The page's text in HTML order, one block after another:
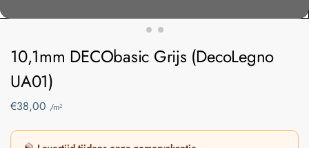
10,1mm DECObasic Grijs (DecoLegno
UA01)
€38,00 /m²